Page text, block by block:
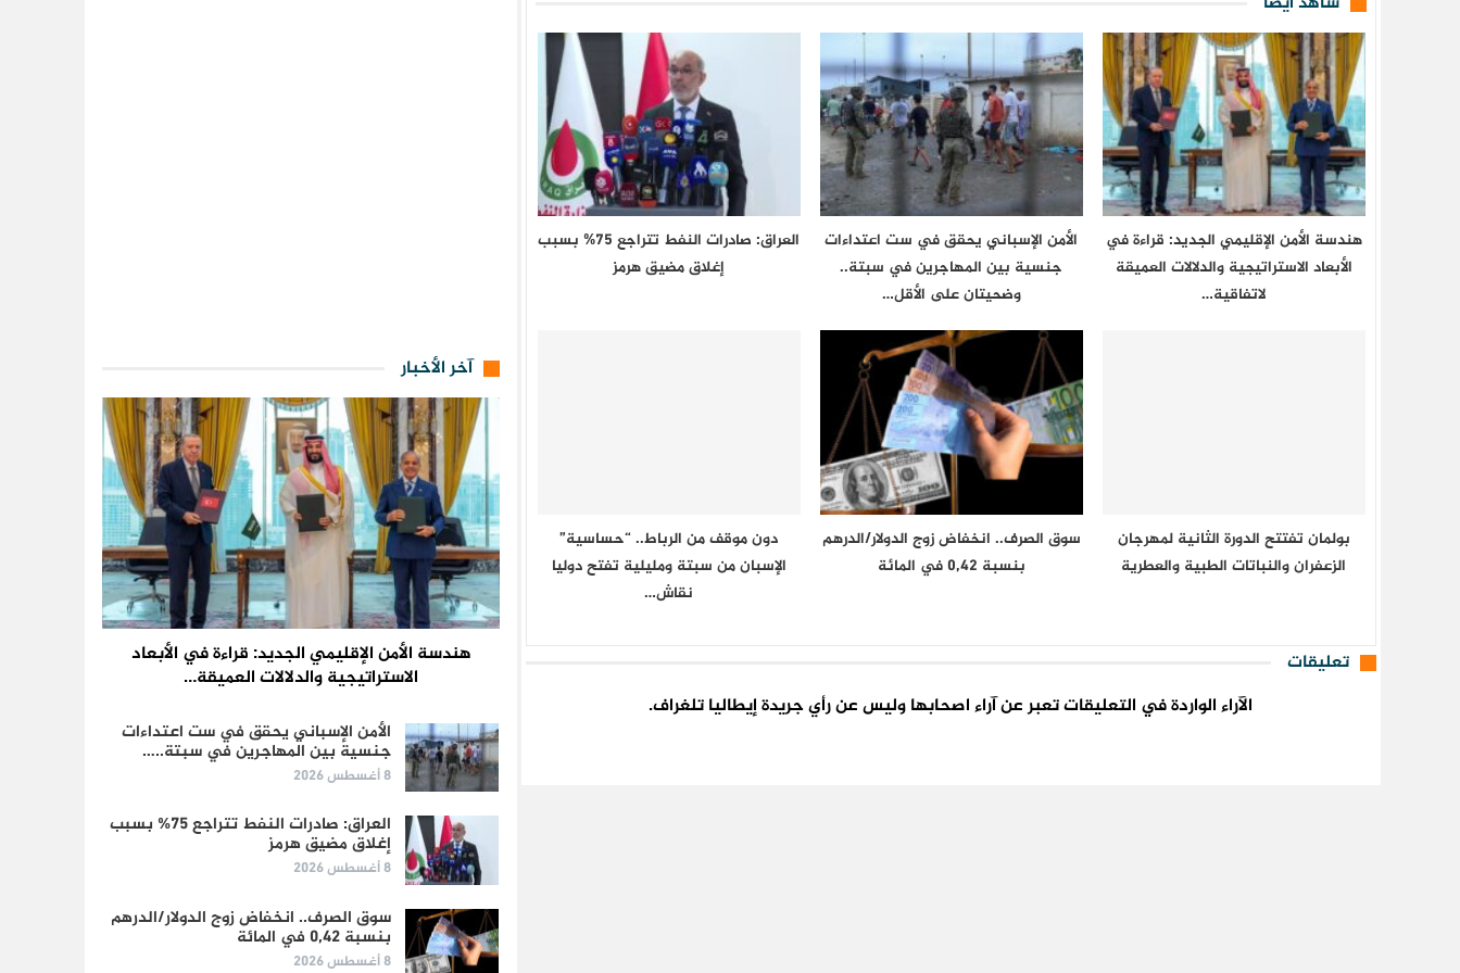
هندسة الأمن الإقليمي الجديد: قراءة في
الأبعاد الاستراتيجية والدلالات العميقة
لاتفاقية…
الأمن الإسباني يحقق في ست اعتداءات
جنسية بين المهاجرين في سبتة..
وضحيتان على الأقل…
العراق: صادرات النفط تتراجع 75% بسبب
إغلاق مضيق هرمز
بولمان تفتتح الدورة الثانية لمهرجان
الزعفران والنباتات الطبية والعطرية
سوق الصرف.. انخفاض زوج الدولار/الدرهم
بنسبة 0,42 في المائة
دون موقف من الرباط.. “حساسية”
الإسبان من سبتة ومليلية تفتح دوليا
نقاش…
تعليقات
الآراء الواردة في التعليقات تعبر عن آراء اصحابها وليس عن رأي جريدة إيطاليا تلغراف.
آخر الأخبار
هندسة الأمن الإقليمي الجديد: قراءة في الأبعاد
الاستراتيجية والدلالات العميقة…
الأمن الإسباني يحقق في ست اعتداءات
جنسية بين المهاجرين في سبتة..…
8 أغسطس 2026
العراق: صادرات النفط تتراجع 75% بسبب
إغلاق مضيق هرمز
8 أغسطس 2026
سوق الصرف.. انخفاض زوج الدولار/الدرهم
بنسبة 0,42 في المائة
8 أغسطس 2026